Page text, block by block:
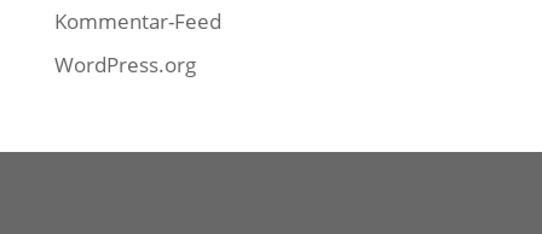
Kommentar-Feed
WordPress.org